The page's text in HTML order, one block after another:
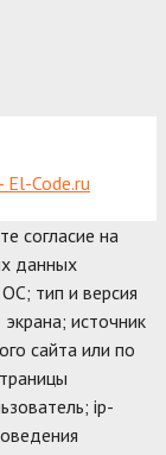
El-Code.ru
согласие на
данных
тип и версия
источник
сайта или по
ip-